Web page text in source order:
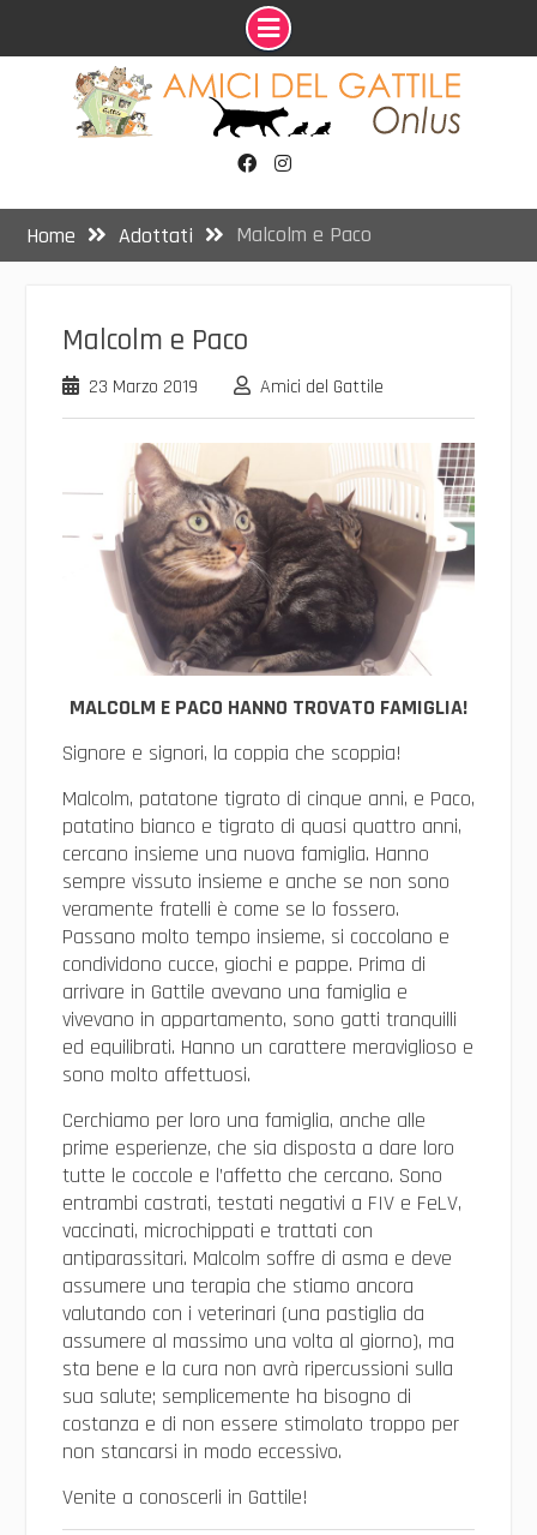
Home
Adottati Malcolm e Paco
Malcolm e Paco
23 Marzo 2019 Amici del Gattile
MALCOLM E PACO HANNO TROVATO FAMIGLIA!
Signore e signori, la coppia che scoppia!
Malcolm, patatone tigrato di cinque anni, e Paco,
patatino bianco e tigrato di quasi quattro anni,
cercano insieme una nuova famiglia. Hanno
sempre vissuto insieme e anche se non sono
veramente fratelli è come se lo fossero.
Passano molto tempo insieme, si coccolano e
condividono cucce, giochi e pappe. Prima di
arrivare in Gattile avevano una famiglia e
vivevano in appartamento, sono gatti tranquilli
ed equilibrati. Hanno un carattere meraviglioso e
sono molto affettuosi.
Cerchiamo per loro una famiglia, anche alle
prime esperienze, che sia disposta a dare loro
tutte le coccole e l’affetto che cercano. Sono
entrambi castrati, testati negativi a FIV e FeLV,
vaccinati, microchippati e trattati con
antiparassitari. Malcolm soffre di asma e deve
assumere una terapia che stiamo ancora
valutando con i veterinari (una pastiglia da
assumere al massimo una volta al giorno), ma
sta bene e la cura non avrà ripercussioni sulla
sua salute; semplicemente ha bisogno di
costanza e di non essere stimolato troppo per
non stancarsi in modo eccessivo.
Venite a conoscerli in Gattile!